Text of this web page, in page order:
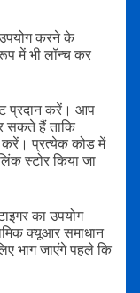
करने के
में भी लॉन्च कर
प्रदान करें। आप
सकते हैं ताकि
करें। प्रत्येक कोड में
स्टोर किया जा
का उपयोग
क्यूआर समाधान
भाग जाएंगे पहले कि